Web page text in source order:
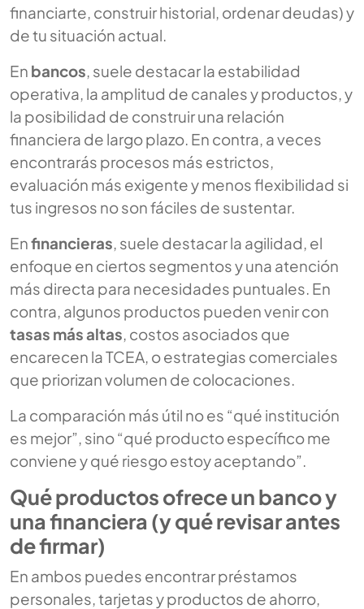
financiarte, construir historial, ordenar deudas) y
de tu situación actual.
En bancos , suele destacar la estabilidad
operativa, la amplitud de canales y productos, y
la posibilidad de construir una relación
financiera de largo plazo. En contra, a veces
encontrarás procesos más estrictos,
evaluación más exigente y menos flexibilidad si
tus ingresos no son fáciles de sustentar.
Enfinancieras , suele destacar la agilidad, el
enfoque en ciertos segmentos y una atención
más directa para necesidades puntuales. En
contra, algunos productos pueden venir con
tasas más altas , costos asociados que
encarecen la TCEA, o estrategias comerciales
que priorizan volumen de colocaciones.
La comparación más útil no es “qué institución
es mejor”, sino “qué producto específico me
conviene y qué riesgo estoy aceptando”.
Qué productos ofrece un banco y
una financiera (y qué revisar antes
de firmar)
En ambos puedes encontrar préstamos
personales, tarjetas y productos de ahorro,